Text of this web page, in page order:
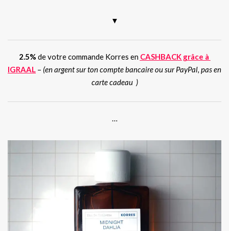
▼
2.5% de votre commande Korres en CASHBACK grâce à
IGRAAL – (en argent sur ton compte bancaire ou sur PayPal, pas en
carte cadeau )
…